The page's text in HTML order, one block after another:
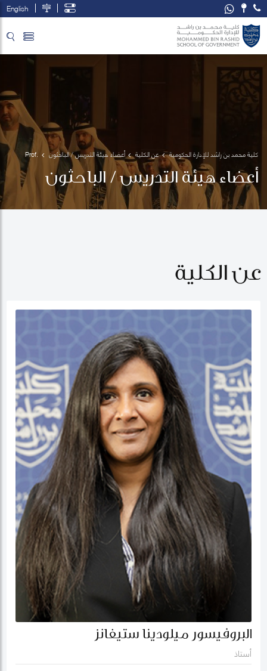
English
كلية محمد بن راشد للإدارة الحكومية عن الكلية أعضاء هيئة التدريس / الباحثون
Prof.
Melodena
Stephens
أعضاء هيئة التدريس / الباحثون
عن الكلية
البروفيسور ميلودينا ستيفانز
أستاذ